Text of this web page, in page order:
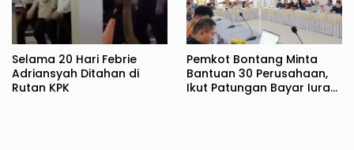
Selama 20 Hari Febrie
Adriansyah Ditahan di
Rutan KPK
Pemkot Bontang Minta
Bantuan 30 Perusahaan,
Ikut Patungan Bayar Iuran